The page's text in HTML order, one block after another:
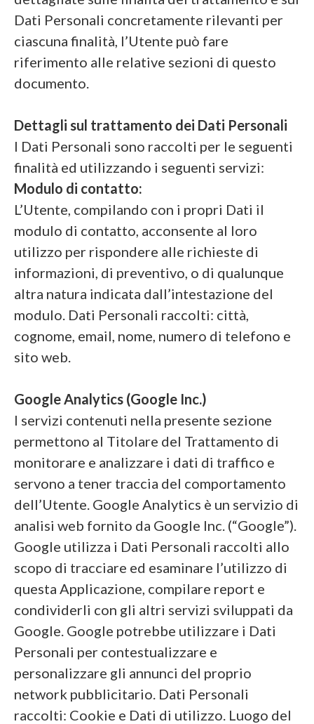
Dati Personali concretamente rilevanti per
ciascuna finalità, l’Utente può fare
riferimento alle relative sezioni di questo
documento.
Dettagli sul trattamento dei Dati Personali
I Dati Personali sono raccolti per le seguenti
finalità ed utilizzando i seguenti servizi:
Modulo di contatto:
L’Utente, compilando con i propri Dati il
modulo di contatto, acconsente al loro
utilizzo per rispondere alle richieste di
informazioni, di preventivo, o di qualunque
altra natura indicata dall’intestazione del
modulo. Dati Personali raccolti: città,
cognome, email, nome, numero di telefono e
sito web.
Google Analytics (Google Inc.)
I servizi contenuti nella presente sezione
permettono al Titolare del Trattamento di
monitorare e analizzare i dati di traffico e
servono a tener traccia del comportamento
dell’Utente. Google Analytics è un servizio di
analisi web fornito da Google Inc. (“Google”).
Google utilizza i Dati Personali raccolti allo
scopo di tracciare ed esaminare l’utilizzo di
questa Applicazione, compilare report e
condividerli con gli altri servizi sviluppati da
Google. Google potrebbe utilizzare i Dati
Personali per contestualizzare e
personalizzare gli annunci del proprio
network pubblicitario. Dati Personali
raccolti: Cookie e Dati di utilizzo. Luogo del